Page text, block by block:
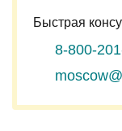
Быстрая
8-800-